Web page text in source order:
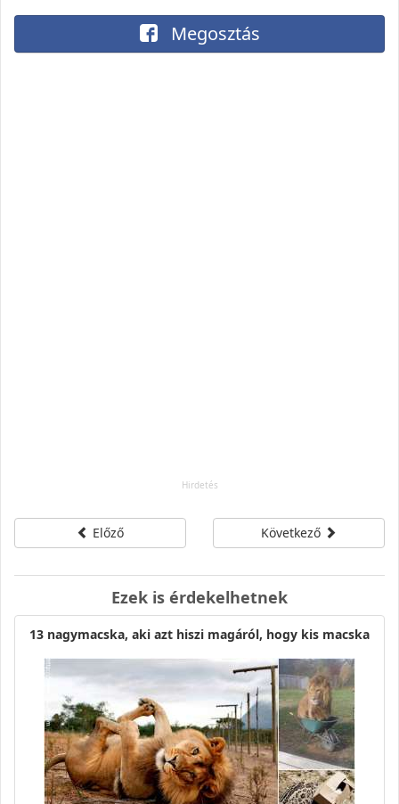
Megosztás
Előző Következő
Ezek is érdekelhetnek
13 nagymacska, aki azt hiszi magáról, hogy kis macska